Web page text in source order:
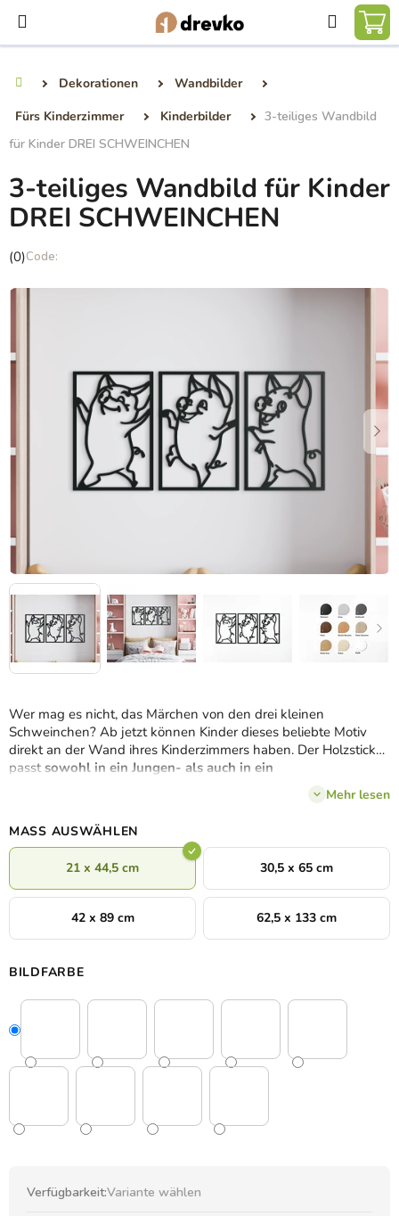
Inhalt
springen
Suchen
Dekorationen
Wandbilder
Fürs Kinderzimmer
Kinderbilder
3-teiliges Wandbild
für Kinder DREI SCHWEINCHEN
Wer mag es nicht, das Märchen von den drei kleinen
Schweinchen? Ab jetzt können Kinder dieses beliebte Motiv
direkt an der Wand ihres Kinderzimmers haben. Der Holzsticker
passt sowohl in ein Jungen- als auch in ein
wobei er dem Zimmer eine fröhliche undMehr lesen
MASS AUSWÄHLEN
21 x 44,5 cm 30,5 x 65 cm
42 x 89 cm 62,5 x 133 cm
BILDFARBE
Verfügbarkeit:Variante wählen
3-teiliges Wandbild für Kinder
DREI SCHWEINCHEN
Die
Produktbewertung
5
(0)